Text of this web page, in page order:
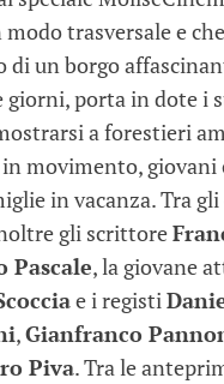
trasversale e
di un borgo
giorni, porta in dote i
a forestieri
movimento, giovani
in vacanza. Tra
gli scrittore
Pascale, la giovane
e i registi
,Gianfranco
Piva. Tra le